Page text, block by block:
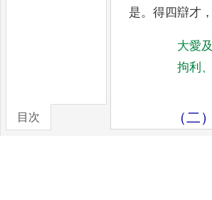
目次
是。得四辯才
大愛及
拘利
（二）